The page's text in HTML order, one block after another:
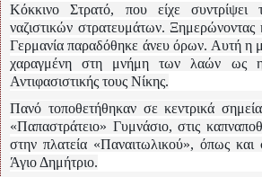
Κόκκινο Στρατό, που είχε
ναζιστικών στρατευμάτων.
Γερμανία παραδόθηκε άνευ όρων. Αυτή η
χαραγμένη στη μνήμη των λαών ως
Αντιφασιστικής τους Νίκης.
Πανό τοποθετήθηκαν σε κεντρικά
«Παπαστράτειο» Γυμνάσιο, στις
στην πλατεία «Παναιτωλικού», όπως και
Άγιο Δημήτριο.